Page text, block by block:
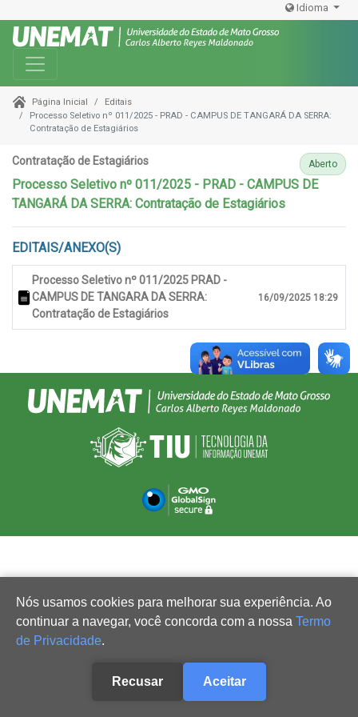
Idioma
Toggle navigation
Página Inicial
Editais
Processo Seletivo nº 011/2025 - PRAD - CAMPUS DE TANGARÁ DA SERRA:
Contratação de Estagiários
Contratação de Estagiários Aberto
Processo Seletivo nº 011/2025 - PRAD - CAMPUS DE
TANGARÁ DA SERRA: Contratação de Estagiários
EDITAIS/ANEXO(S)
Processo Seletivo nº 011/2025 PRAD -
CAMPUS DE TANGARA DA SERRA:
Contratação de Estagiários
16/09/2025 18:29
Nós usamos cookies para melhorar sua experiência. Ao
continuar a navegar, você concorda com a nossa Termo
de Privacidade.
Recusar Aceitar